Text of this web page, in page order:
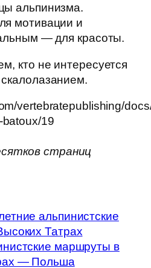
альпинизма.
мотивации и
— для красоты.
кто не интересуется
vertebratepublishing/
batoux/19
страниц
альпинистские
Татрах
маршруты в
— Польша